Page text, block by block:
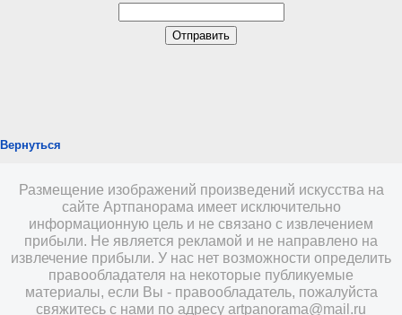
Вернуться
Размещение изображений произведений искусства на
сайте Артпанорама имеет исключительно
информационную цель и не связано с извлечением
прибыли. Не является рекламой и не направлено на
извлечение прибыли. У нас нет возможности определить
правообладателя на некоторые публикуемые
материалы, если Вы - правообладатель, пожалуйста
свяжитесь с нами по адресу artpanorama@mail.ru